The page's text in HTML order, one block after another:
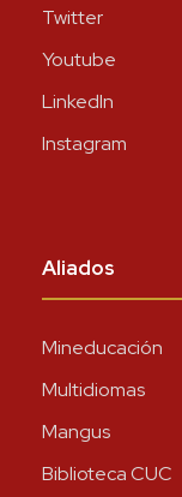
Twitter
Youtube
LinkedIn
Instagram
Aliados
Mineducación
Multidiomas
Mangus
Biblioteca CUC